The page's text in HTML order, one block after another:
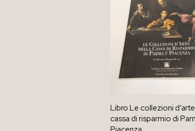
Libro Le collezioni
cassa di risparmio di